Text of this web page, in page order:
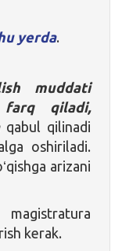
yerda.
muddati
farq qiladi,
qabul qilinadi
oshiriladi.
arizani
kerak.